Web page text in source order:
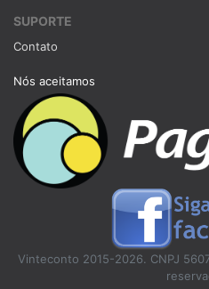
SUPORTE
Contato
Nós aceitamos
Vinteconto 2015-2026. CNPJ